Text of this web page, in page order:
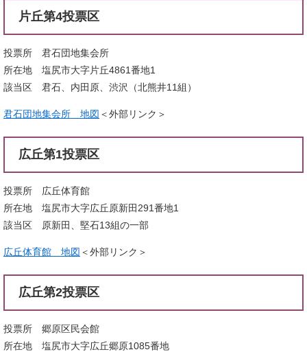
片丘第4投票区
投票所 君石団地集会所
所在地 塩尻市大字片丘4861番地1
該当区 君石、内田原、渋沢（北熊井11組）
君石団地集会所 地図 ＜外部リンク＞
広丘第1投票区
投票所 広丘体育館
所在地 塩尻市大字広丘原新田291番地1
該当区 原新田、堅石13組の一部
広丘体育館 地図 ＜外部リンク＞
広丘第2投票区
投票所 郷原区民会館
所在地 塩尻市大字広丘郷原1085番地